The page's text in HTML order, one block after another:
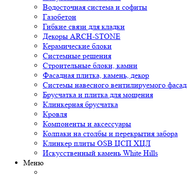
Водосточная система и софиты
Газобетон
Гибкие связи для кладки
Декоры ARCH-STONE
Керамические блоки
Системные решения
Строительные блоки, камни
Фасадная плитка, камень, декор
Системы навесного вентилируемого
Брусчатка и плитка для мощения
Клинкерная брусчатка
Кровля
Компоненты и аксессуары
Колпаки на столбы и перекрытия забора
Клинкер плиты OSB ЦСП ХЦЛ
Искусственный камень White Hills
Меню